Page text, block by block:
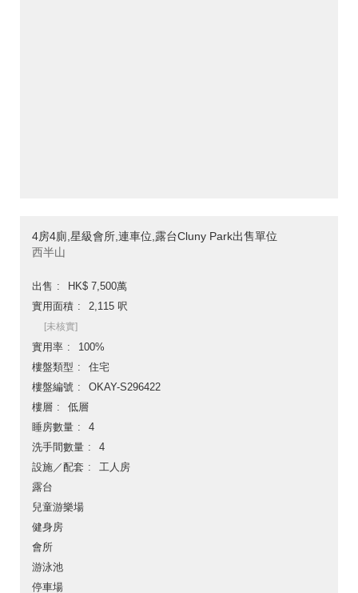
4房4廁,星級會所,連車位,露台Cluny Park出售單位
西半山
出售
HK$ 7,500萬
實用面積
2,115 呎
[未核實]
實用率
100%
樓盤類型
住宅
樓盤編號
OKAY-S296422
樓層
低層
睡房數量
4
洗手間數量
4
設施／配套
工人房
露台
兒童游樂場
健身房
會所
游泳池
停車場